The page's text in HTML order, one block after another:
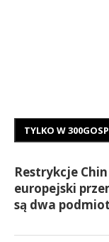
TYLKO W
Restrykcje
europejski
są dwa